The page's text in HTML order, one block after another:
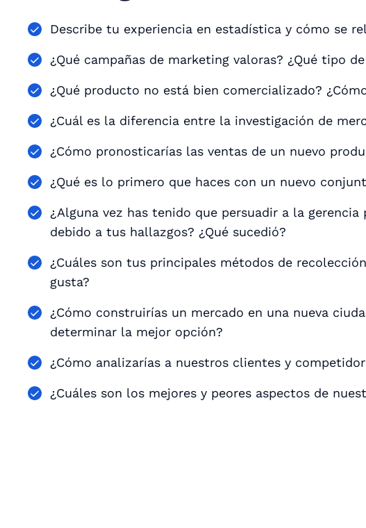
Describe tu experiencia en estadística y cómo se
¿Qué campañas de marketing valoras? ¿Qué tipo
¿Qué producto no está bien comercializado?
¿Cuál es la diferencia entre la investigación de
¿Cómo pronosticarías las ventas de un nuevo
¿Qué es lo primero que haces con un nuevo
¿Alguna vez has tenido que persuadir a la
debido a tus hallazgos? ¿Qué sucedió?
¿Cuáles son tus principales métodos de
gusta?
¿Cómo construirías un mercado en una nueva
determinar la mejor opción?
¿Cómo analizarías a nuestros clientes y
¿Cuáles son los mejores y peores aspectos de